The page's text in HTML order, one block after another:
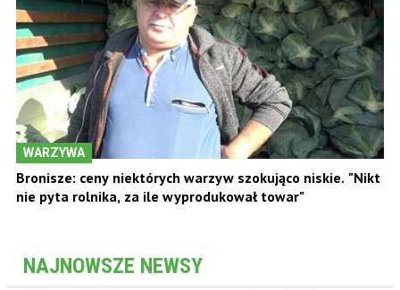
WARZYWA
Bronisze: ceny niektórych warzyw szokująco niskie. "Nikt
nie pyta rolnika, za ile wyprodukował towar"
NAJNOWSZE NEWSY